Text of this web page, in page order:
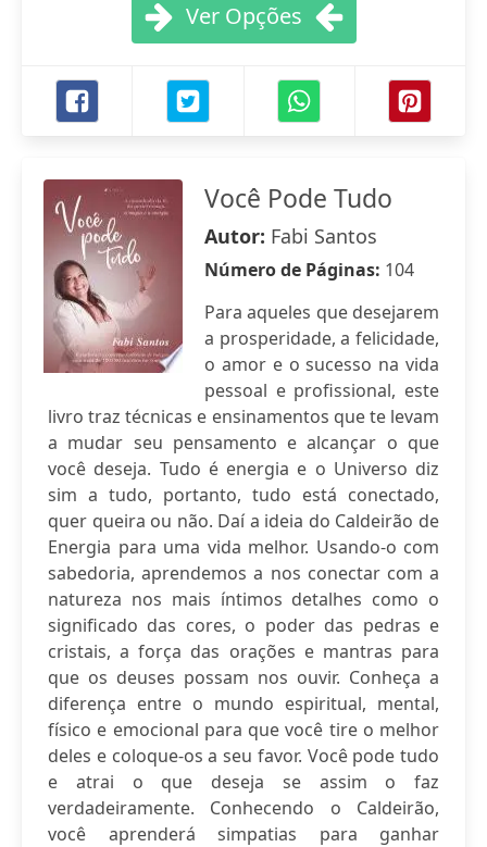
Ver Opções
Você Pode Tudo
Autor: Fabi Santos
Número de Páginas: 104
Para aqueles que desejarem
a prosperidade, a felicidade,
o amor e o sucesso na vida
pessoal e profissional, este
livro traz técnicas e ensinamentos que te levam
a mudar seu pensamento e alcançar o que
você deseja. Tudo é energia e o Universo diz
sim a tudo, portanto, tudo está conectado,
quer queira ou não. Daí a ideia do Caldeirão de
Energia para uma vida melhor. Usando-o com
sabedoria, aprendemos a nos conectar com a
natureza nos mais íntimos detalhes como o
significado das cores, o poder das pedras e
cristais, a força das orações e mantras para
que os deuses possam nos ouvir. Conheça a
diferença entre o mundo espiritual, mental,
físico e emocional para que você tire o melhor
deles e coloque-os a seu favor. Você pode tudo
e atrai o que deseja se assim o faz
verdadeiramente. Conhecendo o Caldeirão,
você aprenderá simpatias para ganhar